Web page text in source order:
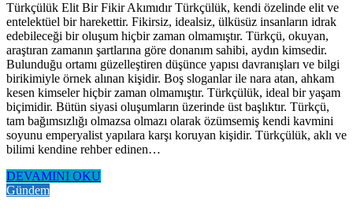
Türkçülük Elit Bir Fikir Akımıdır Türkçülük, kendi özelinde elit ve
entelektüel bir harekettir. Fikirsiz, idealsiz, ülküsüz insanların idrak
edebileceği bir oluşum hiçbir zaman olmamıştır. Türkçü, okuyan,
araştıran zamanın şartlarına göre donanım sahibi, aydın kimsedir.
Bulunduğu ortamı güzelleştiren düşünce yapısı davranışları ve bilgi
birikimiyle örnek alınan kişidir. Boş sloganlar ile nara atan, ahkam
kesen kimseler hiçbir zaman olmamıştır. Türkçülük, ideal bir yaşam
biçimidir. Bütün siyasi oluşumların üzerinde üst başlıktır. Türkçü,
tam bağımsızlığı olmazsa olmazı olarak özümsemiş kendi kavmini
soyunu emperyalist yapılara karşı koruyan kişidir. Türkçülük, aklı ve
bilimi kendine rehber edinen…
DEVAMINI OKU
Gündem